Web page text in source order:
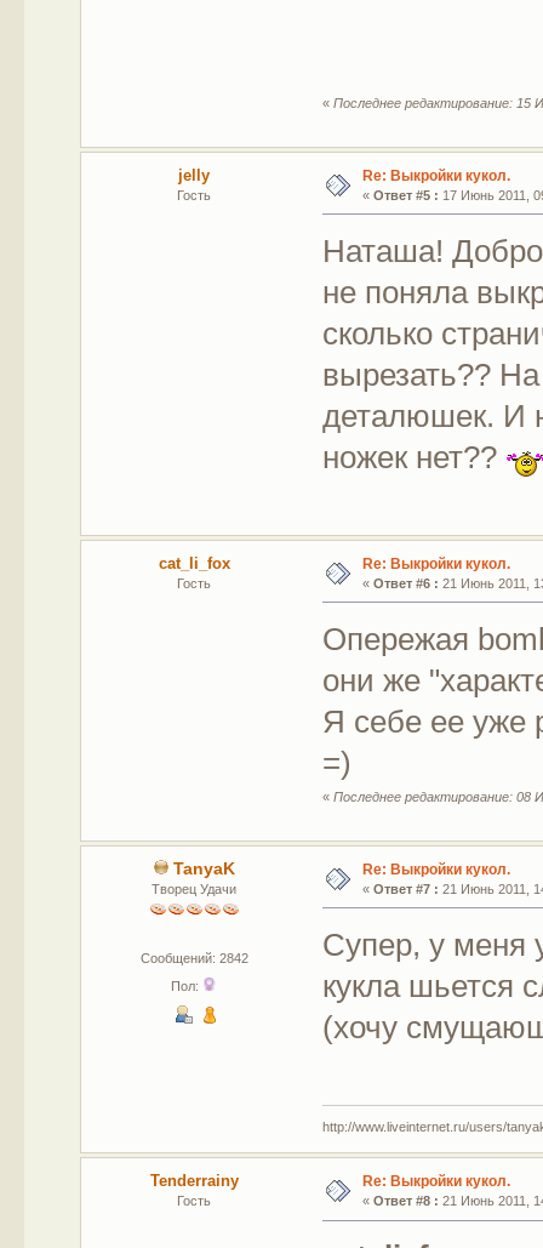
«Последнее редактирование: 15
jelly
Гость
Re: Выкройки кукол.
« Ответ #5 : 17 Июнь 2011,
Наташа!
не поняла
сколько
вырезать??
деталюшек. И
ножек нет??
cat_li_fox
Гость
Re: Выкройки кукол.
« Ответ #6 : 21 Июнь 2011,
Опережая
они же
Я себе ее уже
=)
«Последнее редактирование: 08
TanyaK
Творец Удачи
Сообщений: 2842
Пол:
Re: Выкройки кукол.
« Ответ #7 : 21 Июнь 2011,
Супер, у меня
кукла шьется
(хочу
http://www.liveinternet.ru/users/
Tenderrainy
Гость
Re: Выкройки кукол.
« Ответ #8 : 21 Июнь 2011,